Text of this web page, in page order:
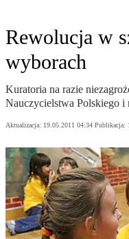
Rewolucja w
wyborach
Kuratoria na razie
Nauczycielstwa Polskiego
Aktualizacja: 19.05.2011 04:34 Publikacja: